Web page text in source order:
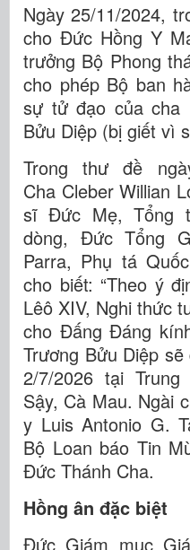
Ngày 25/11/2024,
cho Đức Hồng Y
trưởng Bộ Phong
cho phép Bộ ban
sự tử đạo của cha
Bửu Diệp (bị giết vì
Trong thư đề
Cha Cleber Willian
sĩ Đức Mẹ, Tổng
dòng, Đức Tổng
Parra, Phụ tá
cho biết: “Theo ý
Lêô XIV, Nghi thức
cho Đấng Đáng
Trương Bửu Diệp
2/7/2026 tại
Sậy, Cà Mau. Ngài
y Luis Antonio G.
Bộ Loan báo Tin
Đức Thánh Cha.
Hồng ân đặc biệt
Đức Giám mục